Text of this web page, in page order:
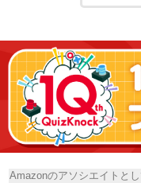
Amazonのアソシエイトと